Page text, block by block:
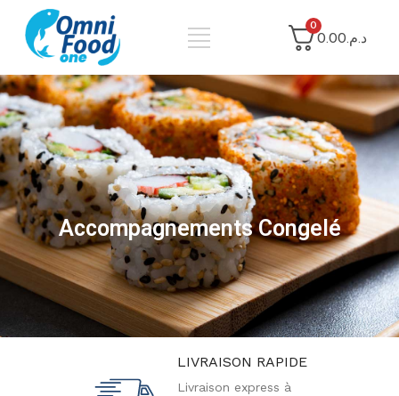
0
د.م.0.00
Accompagnements Congelé
LIVRAISON RAPIDE
Livraison express à